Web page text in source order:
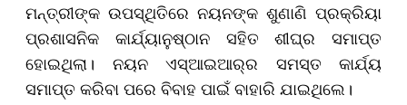
ମନ୍ତ୍ରୀଙ୍କ ଉପସ୍ଥିତିରେ ନୟନଙ୍କ ଶୁଣାଣି ପ୍ରକ୍ରିୟା
ପ୍ରଶାସନିକ କାର୍ଯ୍ୟାନୁଷ୍ଠାନ ସହିତ ଶୀଘ୍ର ସମାପ୍ତ
ହୋଇଥିଲା। ନୟନ ଏସ୍‌ଆଇଆର୍‌ର ସମସ୍ତ କାର୍ଯ୍ୟ
ସମାପ୍ତ କରିବା ପରେ ବିବାହ ପାଇଁ ବାହାରି ଯାଇଥିଲେ।